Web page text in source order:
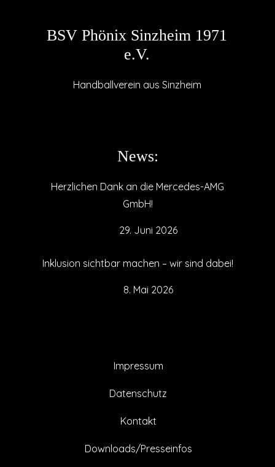
BSV Phönix Sinzheim 1971
e.V.
Handballverein aus Sinzheim
News:
Herzlichen Dank an die Mercedes-AMG
GmbH!
29. Juni 2026
Inklusion sichtbar machen – wir sind dabei!
8. Mai 2026
Impressum
Datenschutz
Kontakt
Downloads/Presseinfos